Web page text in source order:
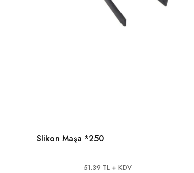
Slikon Maşa *250
51.39 TL + KDV